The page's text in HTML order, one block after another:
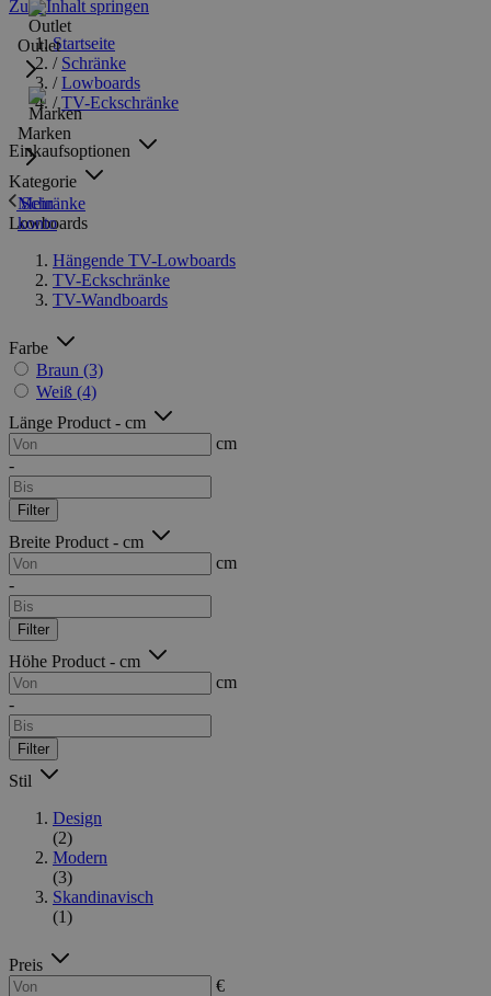
Outlet
Marken
Mein
konto
Zum Inhalt springen
Startseite
/ Schränke
/ Lowboards
/ TV-Eckschränke
Einkaufsoptionen
Kategorie
Schränke
Lowboards
Hängende TV-Lowboards
TV-Eckschränke
TV-Wandboards
Farbe
Braun (3)
Weiß (4)
Länge Product - cm
cm
-
Filter
Breite Product - cm
cm
-
Filter
Höhe Product - cm
cm
-
Filter
Stil
Design
(2)
Modern
(3)
Skandinavisch
(1)
Preis
€